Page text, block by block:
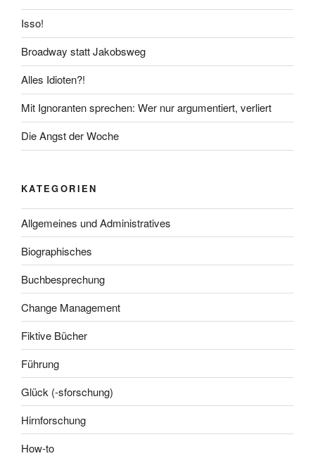
Isso!
Broadway statt Jakobsweg
Alles Idioten?!
Mit Ignoranten sprechen: Wer nur argumentiert, verliert
Die Angst der Woche
KATEGORIEN
Allgemeines und Administratives
Biographisches
Buchbesprechung
Change Management
Fiktive Bücher
Führung
Glück (-sforschung)
Hirnforschung
How-to